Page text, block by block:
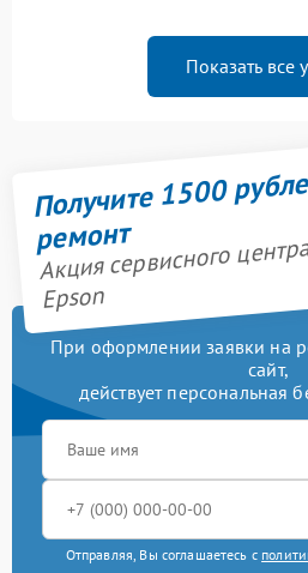
Показать все
Получите 1500
ремонт
Акция сервисного
Epson
При оформлении заявки на
сайт,
действует персональная
Отправляя, Вы соглашаетесь с